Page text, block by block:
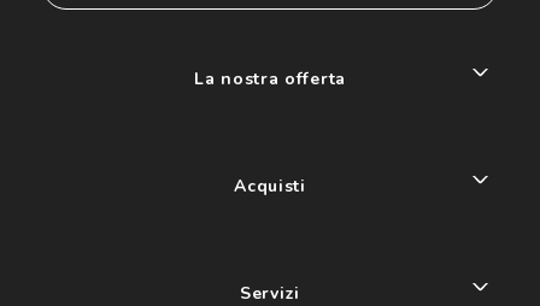
La nostra offerta
Acquisti
Servizi